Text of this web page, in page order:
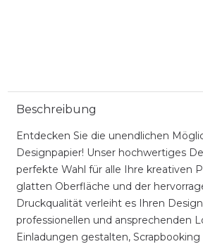
Beschreibung
Entdecken Sie die unendlichen
Designpapier! Unser hochwertiges
perfekte Wahl für alle Ihre kreativen
glatten Oberfläche und der
Druckqualität verleiht es Ihren
professionellen und ansprechenden
Einladungen gestalten,